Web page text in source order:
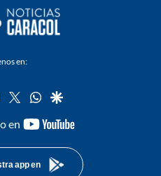
en:
instagram
twitterwhatsapp
google
en
youtube-
app en